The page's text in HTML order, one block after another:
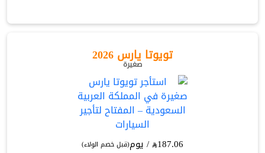
تويوتا يارس 2026
صغيرة
187.06 / يوم(قبل خصم الولاء)